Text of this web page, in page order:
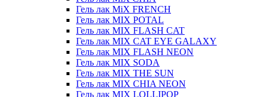
Гель лак MiX FRENCH
Гель лак MIX POTAL
Гель лак MIX FLASH CAT
Гель лак MIX CAT EYE GALAXY
Гель лак MIX FLASH NEON
Гель лак MIX SODA
Гель лак MIX THE SUN
Гель лак MIX CHIA NEON
Гель лак MIX LOLLIPOP